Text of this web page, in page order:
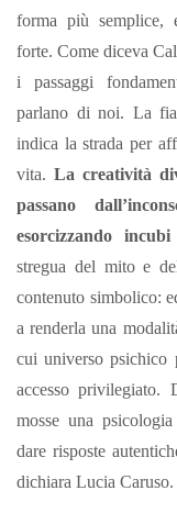
forma più semplice,
forte. Come diceva
i passaggi
parlano di noi. La
indica la strada per
vita.La creatività
passano
esorcizzando
stregua del mito e
contenuto simbolico:
a renderla una
cui universo psichico
accesso privilegiato.
mosse una
dare risposte
dichiara Lucia Caruso.